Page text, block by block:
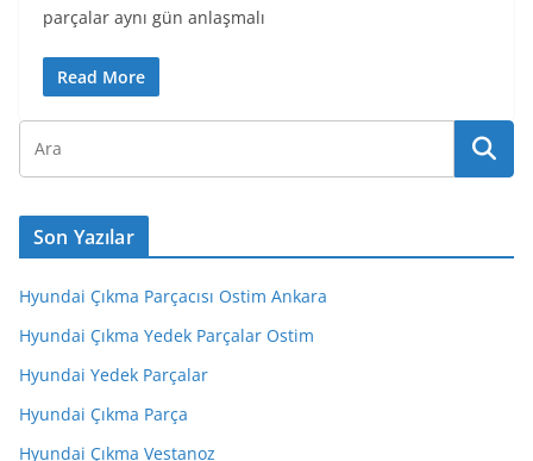
parçalar aynı gün anlaşmalı
Read More
Son Yazılar
Hyundai Çıkma Parçacısı Ostim Ankara
Hyundai Çıkma Yedek Parçalar Ostim
Hyundai Yedek Parçalar
Hyundai Çıkma Parça
Hyundai Çıkma Vestanoz